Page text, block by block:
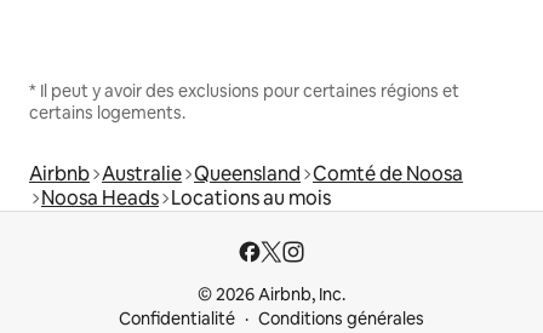
* Il peut y avoir des exclusions pour certaines régions et
certains logements.
Airbnb Australie Queensland Comté de Noosa
Noosa Heads Locations au mois
© 2026 Airbnb, Inc.
Confidentialité
Conditions générales